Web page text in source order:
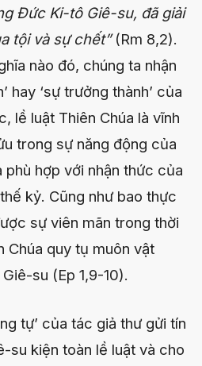
Đức Ki-tô Giê-su, đã giải
tội và sự chết”(Rm 8,2).
nào đó, chúng ta nhận
hay ‘sự trưởng thành’ của
lề luật Thiên Chúa là vĩnh
trong sự năng động của
phù hợp với nhận thức của
kỷ. Cũng như bao thực
sự viên mãn trong thời
Chúa quy tụ muôn vật
su (Ep 1,9-10).
tự’ của tác giả thư gửi tín
su kiện toàn lề luật và cho